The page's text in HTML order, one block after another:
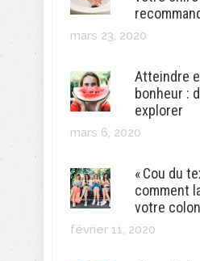
mars 23, 2020
Atteindre
bonheur :
explorer
mars 6, 2020
« Cou du
comment
votre
février 11, 2020